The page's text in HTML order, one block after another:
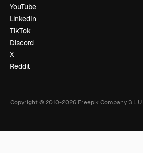
YouTube
LinkedIn
TikTok
Discord
X
Reddit
Copyright © 2010-2026Freepik Company S.L.U.